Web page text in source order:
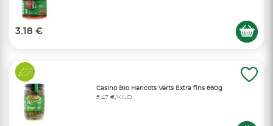
3.18 €
Casino Bio Haricots Verts Extra fins 660g
5,47 €/KILO